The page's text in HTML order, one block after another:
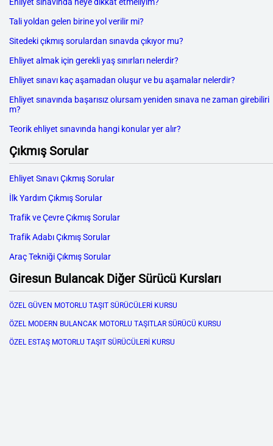
Ehliyet sınavında neye dikkat etmeliyim?
Tali yoldan gelen birine yol verilir mi?
Sitedeki çıkmış sorulardan sınavda çıkıyor mu?
Ehliyet almak için gerekli yaş sınırları nelerdir?
Ehliyet sınavı kaç aşamadan oluşur ve bu aşamalar nelerdir?
Ehliyet sınavında başarısız olursam yeniden sınava ne zaman girebiliri
m?
Teorik ehliyet sınavında hangi konular yer alır?
Çıkmış Sorular
Ehliyet Sınavı Çıkmış Sorular
İlk Yardım Çıkmış Sorular
Trafik ve Çevre Çıkmış Sorular
Trafik Adabı Çıkmış Sorular
Araç Tekniği Çıkmış Sorular
Giresun Bulancak Diğer Sürücü Kursları
ÖZEL GÜVEN MOTORLU TAŞIT SÜRÜCÜLERİ KURSU
ÖZEL MODERN BULANCAK MOTORLU TAŞITLAR SÜRÜCÜ KURSU
ÖZEL ESTAŞ MOTORLU TAŞIT SÜRÜCÜLERİ KURSU